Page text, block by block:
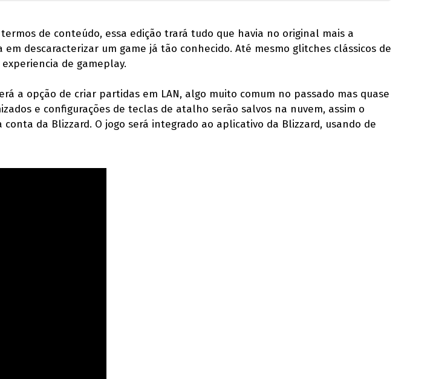
de conteúdo, essa edição trará tudo que havia no original mais a
descaracterizar um game já tão conhecido. Até mesmo glitches clássicos de
de gameplay.
a opção de criar partidas em LAN, algo muito comum no passado mas quase
e configurações de teclas de atalho serão salvos na nuvem, assim o
da Blizzard. O jogo será integrado ao aplicativo da Blizzard, usando de